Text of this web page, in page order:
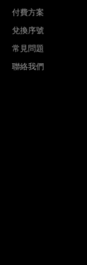
付費方案
兌換序號
常見問題
聯絡我們